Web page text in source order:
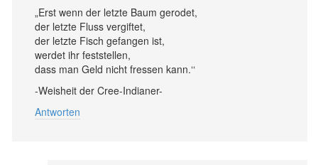
„Erst wenn der letzte Baum gerodet,
der letzte Fluss vergiftet,
der letzte Fisch gefangen ist,
werdet ihr feststellen,
dass man Geld nicht fressen kann.‘‘
-Weisheit der Cree-Indianer-
Antworten